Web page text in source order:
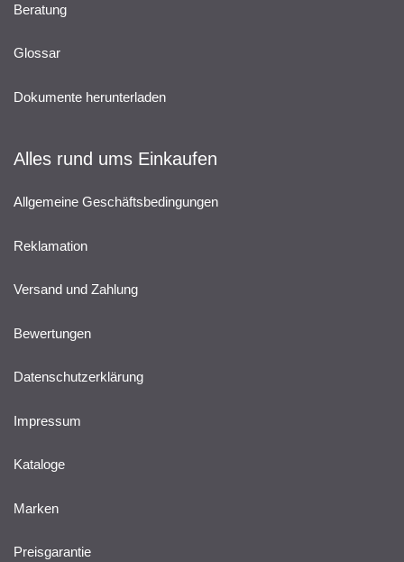
Beratung
Glossar
Dokumente herunterladen
Alles rund ums Einkaufen
Allgemeine Geschäftsbedingungen
Reklamation
Versand und Zahlung
Bewertungen
Datenschutzerklärung
Impressum
Kataloge
Marken
Preisgarantie